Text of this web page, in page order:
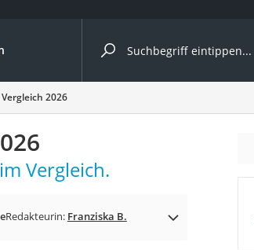
nach Kategorie
2026
Vergleich.
Redakteurin: Franziska B.